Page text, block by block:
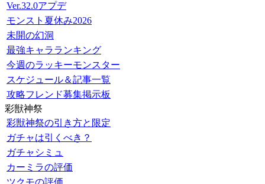
Ver.32.0アプデ
モンスト夏休み2026
未開の幻洞
最強キャラランキング
今週のラッキーモンスター
スケジュール＆記事一覧
攻略フレンド募集掲示板
彩獣神祭
彩獣神祭の引き方と限定
ガチャは引くべき？
ガチャシミュ
カーミラの評価
ツクモの評価